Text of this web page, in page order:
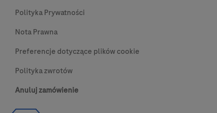
Polityka Prywatności
Nota Prawna
Preferencje dotyczące plików cookie
Polityka zwrotów
Anuluj zamówienie